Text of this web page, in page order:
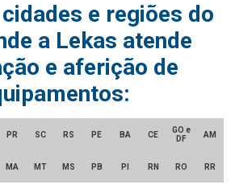
e regiões do
a Lekas atende
e aferição de
PR SC RS PE BA CE
GO e
DF
AM
MA MT MS PB PI RN RO RR